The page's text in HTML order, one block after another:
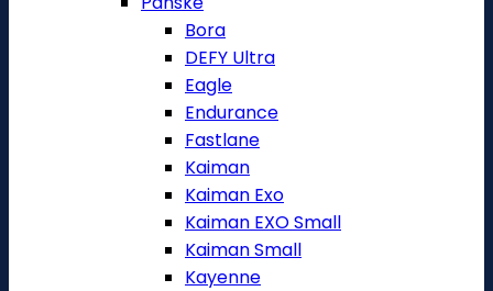
Bora
DEFY Ultra
Eagle
Endurance
Fastlane
Kaiman
Kaiman Exo
Kaiman EXO Small
Kaiman Small
Kayenne